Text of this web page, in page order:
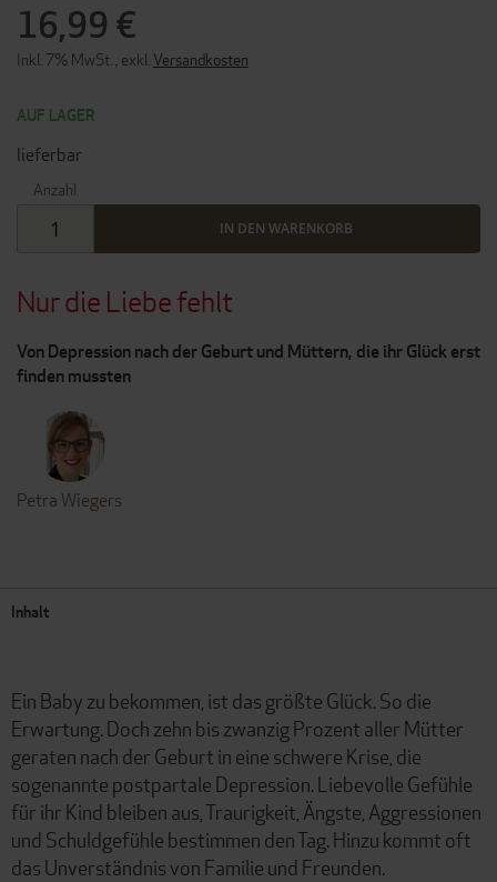
Nur die Liebe fehlt
Von Depression nach der Geburt und Müttern, die ihr Glück erst
finden mussten
Petra Wiegers
16,99 €
Inkl. 7% MwSt. exkl. Versandkosten
AUF LAGER
lieferbar
Anzahl
IN DEN WARENKORB
Inhalt
Ein Baby zu bekommen, ist das größte Glück. So die
Erwartung. Doch zehn bis zwanzig Prozent aller Mütter
geraten nach der Geburt in eine schwere Krise, die
sogenannte postpartale Depression. Liebevolle Gefühle
für ihr Kind bleiben aus, Traurigkeit, Ängste, Aggressionen
und Schuldgefühle bestimmen den Tag. Hinzu kommt oft
das Unverständnis von Familie und Freunden.